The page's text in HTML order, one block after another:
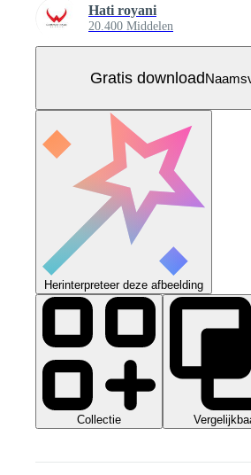
Hati royani
20.400 Middelen
Gratis download
Herinterpreteer deze afbeelding
Collectie